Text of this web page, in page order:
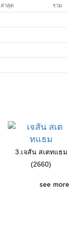
ล่าสุด รวม
3.เจสัน สเตทแธม
(2660)
see more